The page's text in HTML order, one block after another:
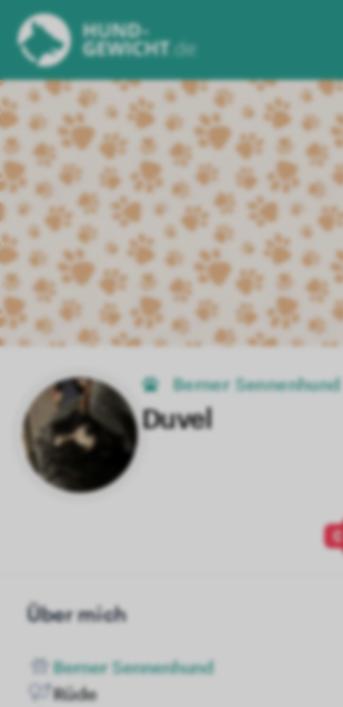
Berner Sennenhund
Duvel
0
Über mich
Berner Sennenhund
Rüde